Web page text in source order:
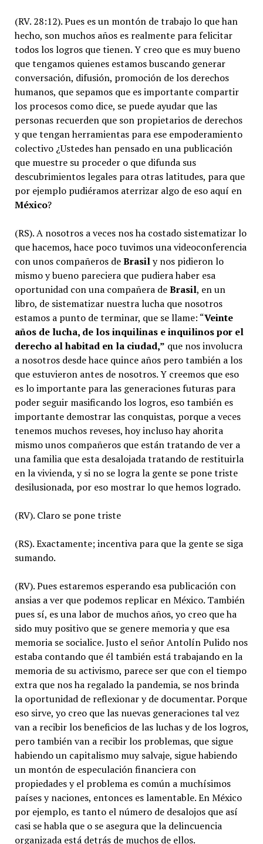
(RV. 28:12). Pues es un montón de trabajo lo que han
hecho, son muchos años es realmente para felicitar
todos los logros que tienen. Y creo que es muy bueno
que tengamos quienes estamos buscando generar
conversación, difusión, promoción de los derechos
humanos, que sepamos que es importante compartir
los procesos como dice, se puede ayudar que las
personas recuerden que son propietarios de derechos
y que tengan herramientas para ese empoderamiento
colectivo ¿Ustedes han pensado en una publicación
que muestre su proceder o que difunda sus
descubrimientos legales para otras latitudes, para que
por ejemplo pudiéramos aterrizar algo de eso aquí en
México?
(RS). A nosotros a veces nos ha costado sistematizar lo
que hacemos, hace poco tuvimos una videoconferencia
con unos compañeros deBrasily nos pidieron lo
mismo y bueno pareciera que pudiera haber esa
oportunidad con una compañera deBrasil, en un
libro, de sistematizar nuestra lucha que nosotros
estamos a punto de terminar, que se llame: “Veinte
años de lucha, de los inquilinas e inquilinos por el
derecho al habitad en la ciudad,” que nos involucra
a nosotros desde hace quince años pero también a los
que estuvieron antes de nosotros. Y creemos que eso
es lo importante para las generaciones futuras para
poder seguir masificando los logros, eso también es
importante demostrar las conquistas, porque a veces
tenemos muchos reveses, hoy incluso hay ahorita
mismo unos compañeros que están tratando de ver a
una familia que esta desalojada tratando de restituirla
en la vivienda, y si no se logra la gente se pone triste
desilusionada, por eso mostrar lo que hemos logrado.
(RV). Claro se pone triste
(RS). Exactamente; incentiva para que la gente se siga
sumando.
(RV). Pues estaremos esperando esa publicación con
ansias a ver que podemos replicar en México. También
pues sí, es una labor de muchos años, yo creo que ha
sido muy positivo que se genere memoria y que esa
memoria se socialice. Justo el señor Antolín Pulido nos
estaba contando que él también está trabajando en la
memoria de su activismo, parece ser que con el tiempo
extra que nos ha regalado la pandemia, se nos brinda
la oportunidad de reflexionar y de documentar. Porque
eso sirve, yo creo que las nuevas generaciones tal vez
van a recibir los beneficios de las luchas y de los logros,
pero también van a recibir los problemas, que sigue
habiendo un capitalismo muy salvaje, sigue habiendo
un montón de especulación financiera con
propiedades y el problema es común a muchísimos
países y naciones, entonces es lamentable. En México
por ejemplo, es tanto el número de desalojos que así
casi se habla que o se asegura que la delincuencia
organizada está detrás de muchos de ellos.